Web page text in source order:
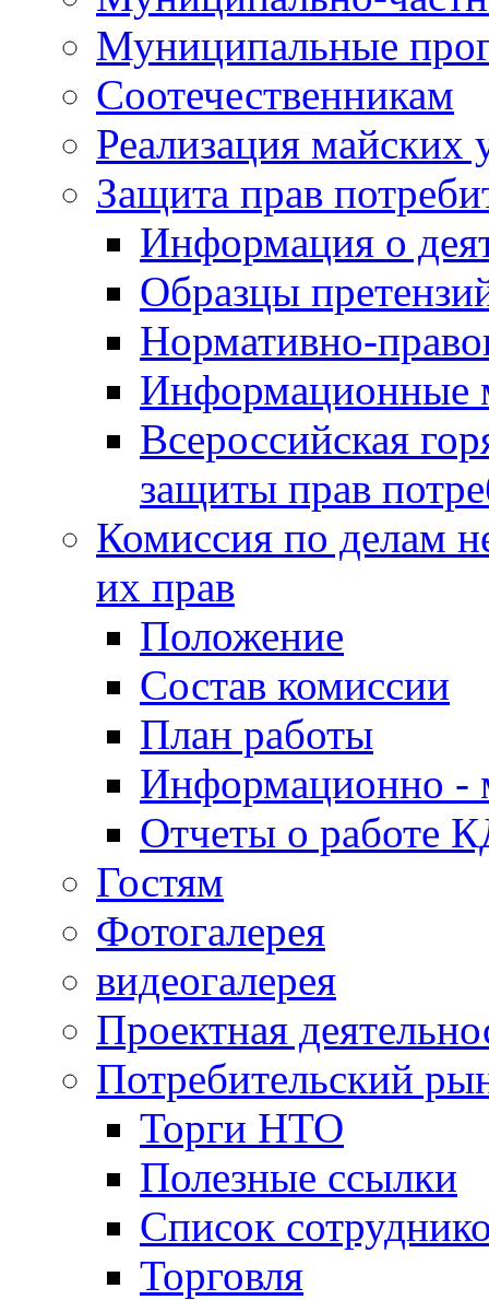
Муниципальные
Соотечественникам
Реализация майских
Защита прав
Информация о
Образцы
Нормативно-
Информационные
Всероссийская
защиты прав
Комиссия по делам
их прав
Положение
Состав комиссии
План работы
Информационно -
Отчеты о работе
Гостям
Фотогалерея
видеогалерея
Проектная
Потребительский
Торги НТО
Полезные ссылки
Список
Торговля